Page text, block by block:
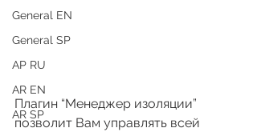
General EN
General SP
АР RU
AR EN
AR SP
Плагин “Менеджер изоляции”
позволит Вам управлять всей